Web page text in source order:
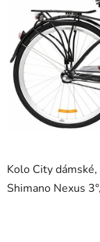
Kolo City
Shimano Nexus